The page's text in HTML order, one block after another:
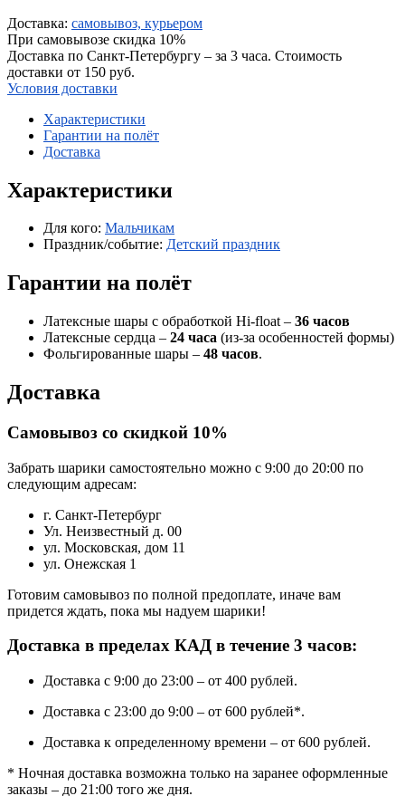
Доставка: самовывоз, курьером
При самовывозе скидка 10%
Доставка по Санкт-Петербургу – за 3 часа. Стоимость
доставки от 150 руб.
Условия доставки
Характеристики
Гарантии на полёт
Доставка
Характеристики
Для кого: Мальчикам
Праздник/событие: Детский праздник
Гарантии на полёт
Латексные шары с обработкой Hi-float – 36 часов
Латексные сердца – 24 часа (из-за особенностей формы)
Фольгированные шары – 48 часов.
Доставка
Самовывоз со скидкой 10%
Забрать шарики самостоятельно можно с 9:00 до 20:00 по
следующим адресам:
г. Санкт-Петербург
Ул. Неизвестный д. 00
ул. Московская, дом 11
ул. Онежская 1
Готовим самовывоз по полной предоплате, иначе вам
придется ждать, пока мы надуем шарики!
Доставка в пределах КАД в течение 3 часов:
Доставка с 9:00 до 23:00 – от 400 рублей.
Доставка с 23:00 до 9:00 – от 600 рублей*.
Доставка к определенному времени – от 600 рублей.
* Ночная доставка возможна только на заранее оформленные
заказы – до 21:00 того же дня.